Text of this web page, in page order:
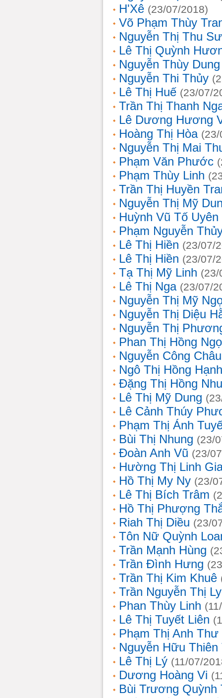
H'Xê (23/07/2018)
Võ Phạm Thùy
Nguyễn Thị Thu
Lê Thị Quỳnh
Nguyễn Thùy Dung
Nguyễn Thi Thủy
Lê Thị Huế (23/07/
Trần Thị Thanh
Lê Dương Hương
Hoàng Thị Hòa
Nguyễn Thị Mai
Phạm Văn Phước
Phạm Thùy Linh
Trần Thị Huyền
Nguyễn Thị Mỹ
Huỳnh Vũ Tố Uyên
Phạm Nguyễn
Lê Thị Hiền (23/07/
Lê Thị Hiền (23/07/
Tạ Thị Mỹ Linh (23/
Lê Thị Nga (23/07/
Nguyễn Thị Mỹ
Nguyễn Thị Diệu
Nguyễn Thị
Phan Thị Hồng
Nguyễn Công Châu
Ngô Thị Hồng Hạnh
Đặng Thị Hồng
Lê Thị Mỹ Dung
Lê Cảnh Thúy
Phạm Thị Ánh
Bùi Thị Nhung (23/
Đoàn Anh Vũ (23/
Hường Thị Linh
Hồ Thị My Ny (23/
Lê Thị Bích Trâm
Hồ Thị Phượng
Riah Thị Diều (23/
Tôn Nữ Quỳnh
Trần Mạnh Hùng
Trần Đình Hưng
Trần Thị Kim Khuê
Trần Nguyễn Thị
Phan Thùy Linh
Lê Thị Tuyết Liên
Phạm Thị Anh Thư
Nguyễn Hữu Thiên
Lê Thị Lý (11/07/
Dương Hoàng Vi
Bùi Trương Quỳnh